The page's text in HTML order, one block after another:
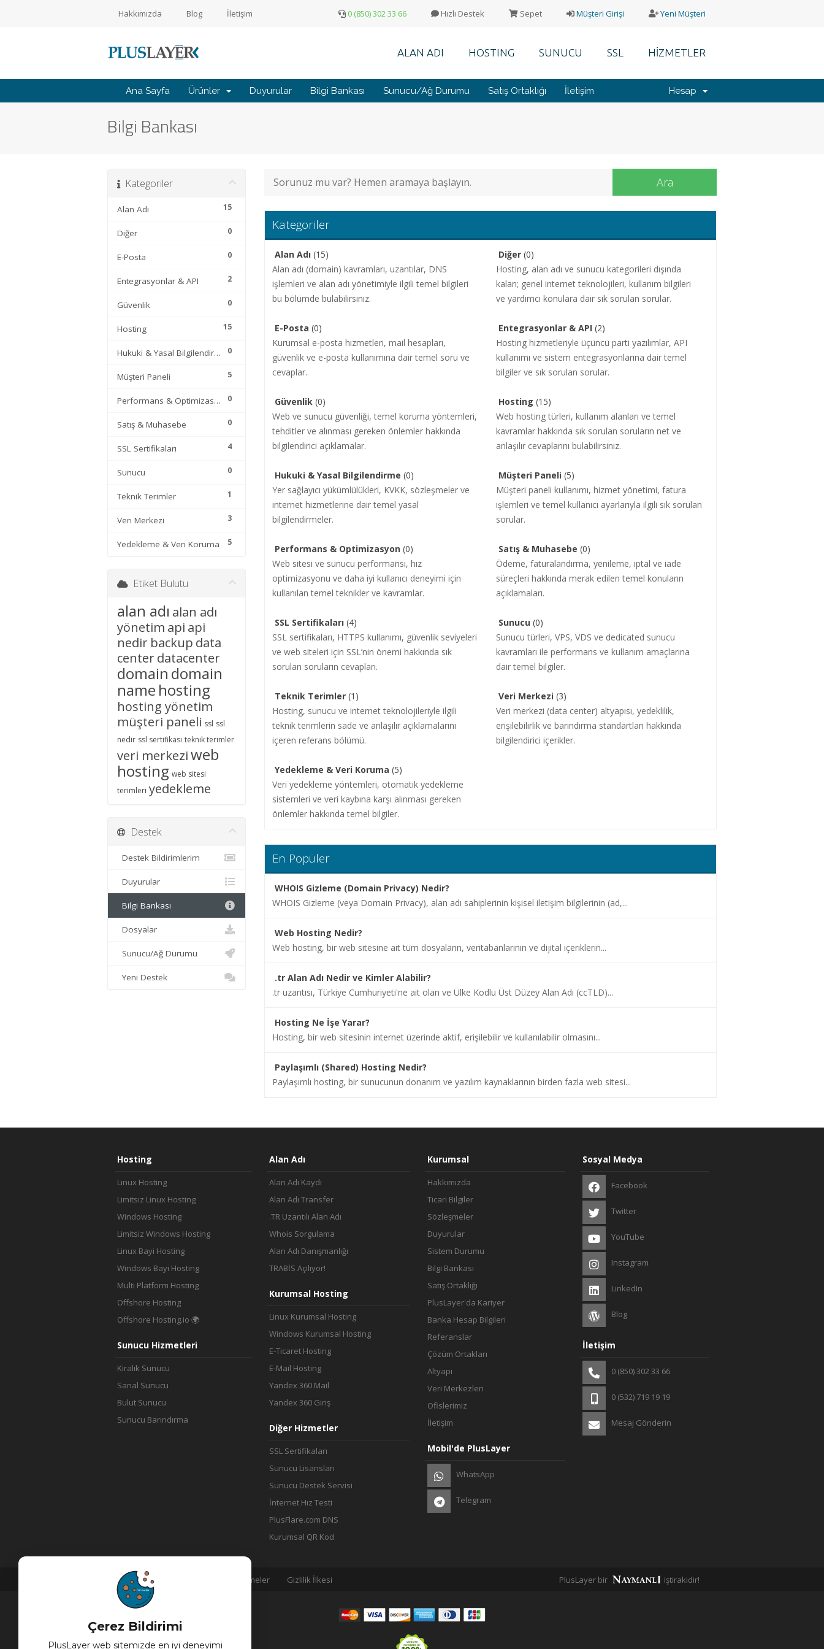
Hakkımızda Blog İletişim 0 (850) 302 33 66 Hızlı Destek Sepet Müşteri Girişi Yeni Müşteri
ALAN ADI HOSTING SUNUCU SSL HİZMETLER
Müşteri
Çerez Bildirimi
PlusLayer web sitemizde en iyi deneyimi
Ana Sayfa Ürünler Duyurular Bilgi Bankası Sunucu/Ağ Durumu Satış Ortaklığı İletişim Hesap
Bilgi Bankası
Kategoriler
15
Alan Adı
0
Diğer
0
E-Posta
2
Entegrasyonlar & API
0
Güvenlik
15
Hosting
0
Hukuki & Yasal Bilgilendirme
5
Müşteri Paneli
0
Performans & Optimizasyon
0
Satış & Muhasebe
4
SSL Sertifikaları
0
Sunucu
1
Teknik Terimler
3
Veri Merkezi
5
Yedekleme & Veri Koruma
Etiket Bulutu
alan adı alan adı
yönetim api api
nedir backup data
centerdatacenter
domain domain
name hosting
hosting yönetim
müşteri paneli ssl ssl
nedir ssl sertifikası teknik terimler
veri merkeziweb
hosting web sitesi
terimleri yedekleme
Destek
Destek Bildirimlerim
Duyurular
Bilgi Bankası
Dosyalar
Sunucu/Ağ Durumu
Yeni Destek
Ara
Kategoriler
Alan Adı (15)
Alan adı (domain) kavramları, uzantılar, DNS
işlemleri ve alan adı yönetimiyle ilgili temel bilgileri
bu bölümde bulabilirsiniz.
Diğer(0)
Hosting, alan adı ve sunucu kategorileri dışında
kalan; genel internet teknolojileri, kullanım bilgileri
ve yardımcı konulara dair sık sorulan sorular.
E-Posta (0)
Kurumsal e-posta hizmetleri, mail hesapları,
güvenlik ve e-posta kullanımına dair temel soru ve
cevaplar.
Entegrasyonlar & API(2)
Hosting hizmetleriyle üçüncü parti yazılımlar, API
kullanımı ve sistem entegrasyonlarına dair temel
bilgiler ve sık sorulan sorular.
Güvenlik (0)
Web ve sunucu güvenliği, temel koruma yöntemleri,
tehditler ve alınması gereken önlemler hakkında
bilgilendirici açıklamalar.
Hosting (15)
Web hosting türleri, kullanım alanları ve temel
kavramlar hakkında sık sorulan soruların net ve
anlaşılır cevaplarını bulabilirsiniz.
Hukuki & Yasal Bilgilendirme (0)
Yer sağlayıcı yükümlülükleri, KVKK, sözleşmeler ve
internet hizmetlerine dair temel yasal
bilgilendirmeler.
Müşteri Paneli(5)
Müşteri paneli kullanımı, hizmet yönetimi, fatura
işlemleri ve temel kullanıcı ayarlarıyla ilgili sık sorulan
sorular.
Performans & Optimizasyon (0)
Web sitesi ve sunucu performansı, hız
optimizasyonu ve daha iyi kullanıcı deneyimi için
kullanılan temel teknikler ve kavramlar.
Satış & Muhasebe (0)
Ödeme, faturalandırma, yenileme, iptal ve iade
süreçleri hakkında merak edilen temel konuların
açıklamaları.
SSL Sertifikaları (4)
SSL sertifikaları, HTTPS kullanımı, güvenlik seviyeleri
ve web siteleri için SSL’nin önemi hakkında sık
sorulan soruların cevapları.
Sunucu(0)
Sunucu türleri, VPS, VDS ve dedicated sunucu
kavramları ile performans ve kullanım amaçlarına
dair temel bilgiler.
Teknik Terimler (1)
Hosting, sunucu ve internet teknolojileriyle ilgili
teknik terimlerin sade ve anlaşılır açıklamalarını
içeren referans bölümü.
Veri Merkezi(3)
Veri merkezi (data center) altyapısı, yedeklilik,
erişilebilirlik ve barındırma standartları hakkında
bilgilendirici içerikler.
Yedekleme & Veri Koruma (5)
Veri yedekleme yöntemleri, otomatik yedekleme
sistemleri ve veri kaybına karşı alınması gereken
önlemler hakkında temel bilgiler.
En Popüler
WHOIS Gizleme (Domain Privacy) Nedir?
WHOIS Gizleme (veya Domain Privacy), alan adı sahiplerinin kişisel iletişim bilgilerinin (ad,...
Web Hosting Nedir?
Web hosting, bir web sitesine ait tüm dosyaların, veritabanlarının ve dijital içeriklerin...
.tr Alan Adı Nedir ve Kimler Alabilir?
.tr uzantısı, Türkiye Cumhuriyeti'ne ait olan ve Ülke Kodlu Üst Düzey Alan Adı (ccTLD)...
Hosting Ne İşe Yarar?
Hosting, bir web sitesinin internet üzerinde aktif, erişilebilir ve kullanılabilir olmasını...
Paylaşımlı (Shared) Hosting Nedir?
Paylaşımlı hosting, bir sunucunun donanım ve yazılım kaynaklarının birden fazla web sitesi...
Hosting
Linux Hosting
Limitsiz Linux Hosting
Windows Hosting
Limitsiz Windows Hosting
Linux Bayi Hosting
Windows Bayi Hosting
Multi Platform Hosting
Offshore Hosting
Offshore Hosting.io 🌍
Sunucu Hizmetleri
Kiralık Sunucu
Sanal Sunucu
Bulut Sunucu
Sunucu Barındırma
Alan Adı
Alan Adı Kaydı
Alan Adı Transfer
.TR Uzantılı Alan Adı
Whois Sorgulama
Alan Adı Danışmanlığı
TRABİS Açılıyor!
Kurumsal Hosting
Linux Kurumsal Hosting
Windows Kurumsal Hosting
E-Ticaret Hosting
E-Mail Hosting
Yandex 360 Mail
Yandex 360 Giriş
Diğer Hizmetler
SSL Sertifikaları
Sunucu Lisansları
Sunucu Destek Servisi
İnternet Hız Testi
PlusFlare.com DNS
Kurumsal QR Kod
Kurumsal
Hakkımızda
Ticari Bilgiler
Sözleşmeler
Duyurular
Sistem Durumu
Bilgi Bankası
Satış Ortaklığı
PlusLayer'da Kariyer
Banka Hesap Bilgileri
Referanslar
Çözüm Ortakları
Altyapı
Veri Merkezleri
Ofislerimiz
İletişim
Mobil'de PlusLayer
WhatsApp
Telegram
Sosyal Medya
Facebook
Twitter
YouTube
Instagram
LinkedIn
Blog
İletişim
0 (850) 302 33 66
0 (532) 719 19 19
Mesaj Gönderin
Açık Rıza Metni Sözleşmeler Gizlilik İlkesi PlusLayer bir iştirakidir!